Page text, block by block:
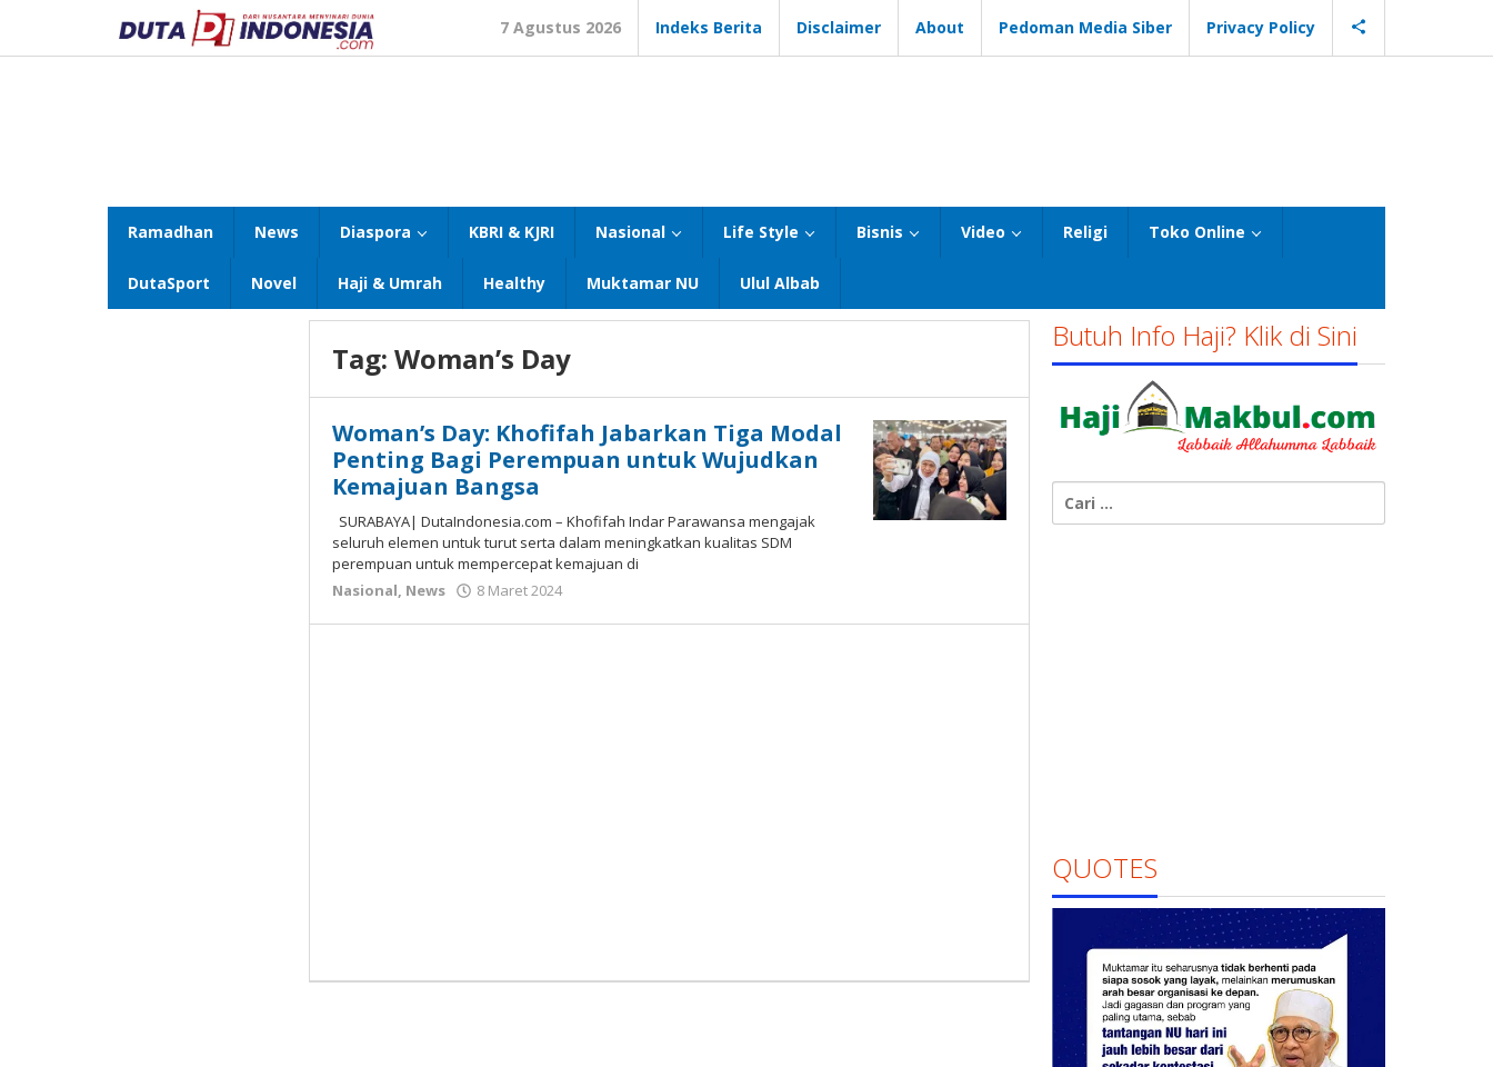
konten
7 Agustus 2026 Indeks Berita Disclaimer About Pedoman Media Siber Privacy Policy
Ramadhan News Diaspora KBRI & KJRI Nasional Life Style Bisnis Video Religi Toko Online
DutaSport Novel Haji & Umrah Healthy Muktamar NU Ulul Albab
Tag:Woman’s Day
Woman’s Day: Khofifah Jabarkan Tiga Modal
Penting Bagi Perempuan untuk Wujudkan
Kemajuan Bangsa
SURABAYA| DutaIndonesia.com – Khofifah Indar Parawansa mengajak
seluruh elemen untuk turut serta dalam meningkatkan kualitas SDM
perempuan untuk mempercepat kemajuan di
Nasional, News 8 Maret 2024
Susanto
Butuh Info Haji? Klik di Sini
untuk:
QUOTES